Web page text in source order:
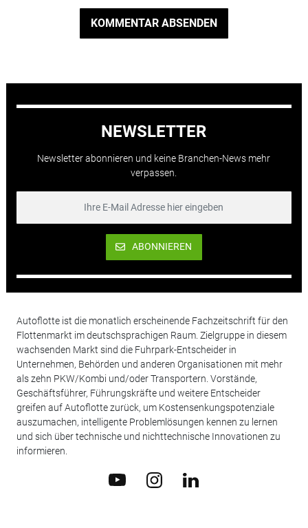
KOMMENTAR ABSENDEN
NEWSLETTER
Newsletter abonnieren und keine Branchen-News mehr
verpassen.
ABONNIEREN
Autoflotte ist die monatlich erscheinende Fachzeitschrift für den
Flottenmarkt im deutschsprachigen Raum. Zielgruppe in diesem
wachsenden Markt sind die Fuhrpark-Entscheider in
Unternehmen, Behörden und anderen Organisationen mit mehr
als zehn PKW/Kombi und/oder Transportern. Vorstände,
Geschäftsführer, Führungskräfte und weitere Entscheider
greifen auf Autoflotte zurück, um Kostensenkungspotenziale
auszumachen, intelligente Problemlösungen kennen zu lernen
und sich über technische und nichttechnische Innovationen zu
informieren.